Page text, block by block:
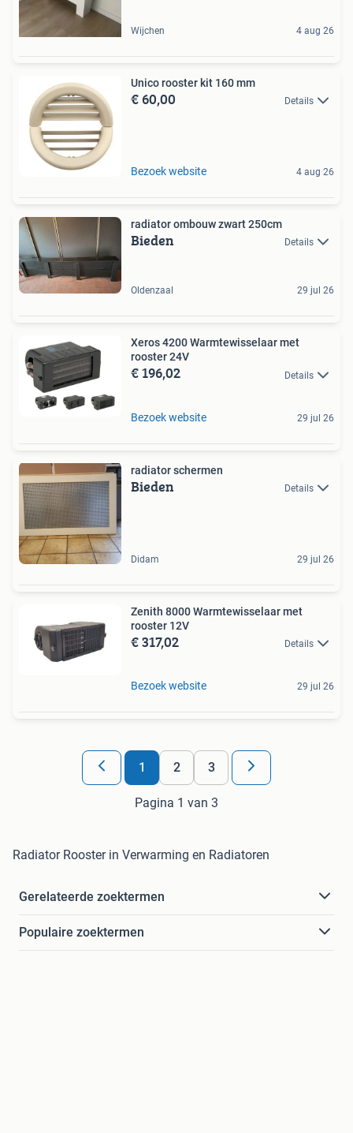
Wijchen 4 aug 26
Unico rooster kit 160 mm
€ 60,00 Details
Bezoek website 4 aug 26
radiator ombouw zwart 250cm
Bieden Details
Oldenzaal 29 jul 26
Xeros 4200 Warmtewisselaar met
rooster 24V
€ 196,02 Details
Bezoek website 29 jul 26
radiator schermen
Bieden Details
Didam 29 jul 26
Zenith 8000 Warmtewisselaar met
rooster 12V
€ 317,02 Details
Bezoek website 29 jul 26
1 2 3
Pagina 1 van 3
Radiator Rooster in Verwarming en Radiatoren
Gerelateerde zoektermen
Populaire zoektermen